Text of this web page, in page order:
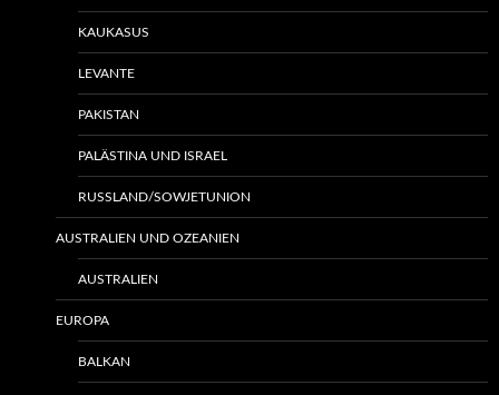
KAUKASUS
LEVANTE
PAKISTAN
PALÄSTINA UND ISRAEL
RUSSLAND/SOWJETUNION
AUSTRALIEN UND OZEANIEN
AUSTRALIEN
EUROPA
BALKAN